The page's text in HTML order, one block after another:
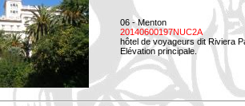
06 - Menton
20140600197NUC2A
hôtel de voyageurs dit Riviera
Elévation principale.